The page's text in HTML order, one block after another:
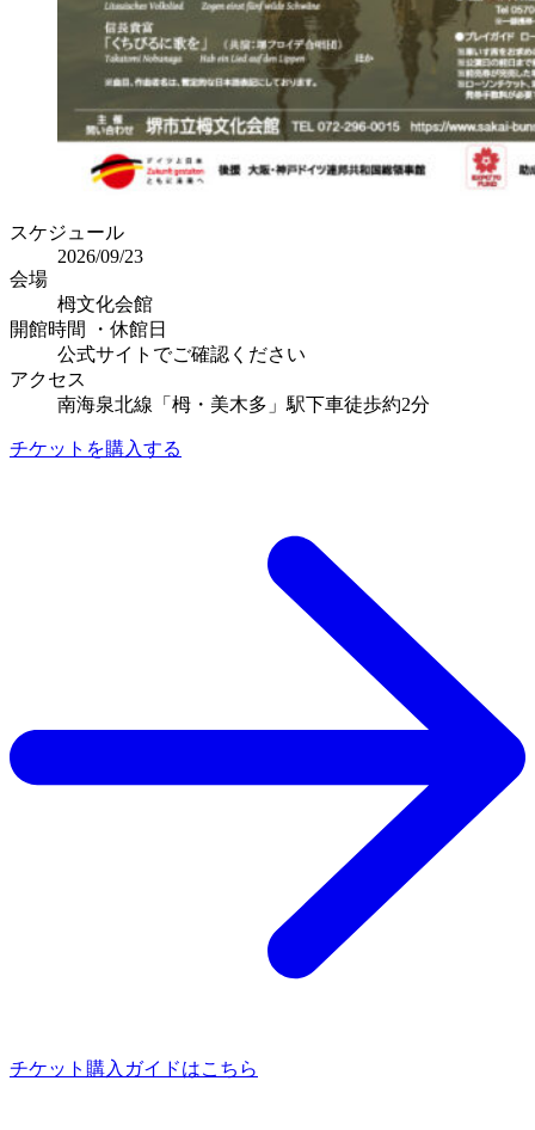
スケジュール
2026/09/23
会場
栂文化会館
開館時間 ・休館日
公式サイトでご確認ください
アクセス
南海泉北線「栂・美木多」駅下車徒歩約2分
チケットを購入する
チケット購入ガイドはこちら